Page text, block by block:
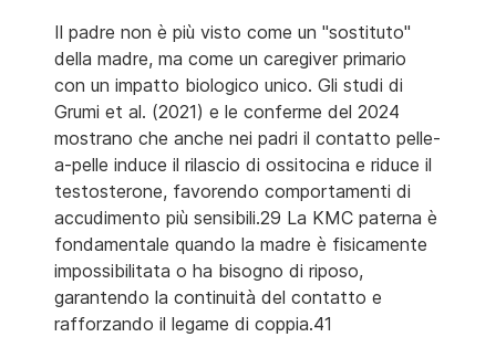
Il padre non è più visto come un "sostituto"
della madre, ma come un caregiver primario
con un impatto biologico unico. Gli studi di
Grumi et al. (2021) e le conferme del 2024
mostrano che anche nei padri il contatto pelle-
a-pelle induce il rilascio di ossitocina e riduce il
testosterone, favorendo comportamenti di
accudimento più sensibili.29 La KMC paterna è
fondamentale quando la madre è fisicamente
impossibilitata o ha bisogno di riposo,
garantendo la continuità del contatto e
rafforzando il legame di coppia.41